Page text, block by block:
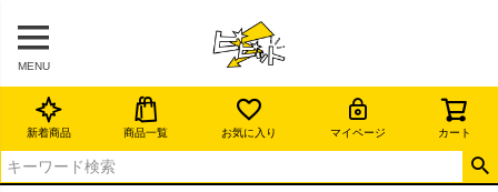
MENU
新着商品 商品一覧 お気に入り マイページ カート